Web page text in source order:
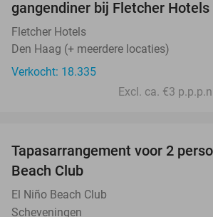
gangendiner bij Fletcher Hotels
Fletcher Hotels
Den Haag (+ meerdere locaties)
Verkocht: 18.335
Excl. ca. €3
Tapasarrangement voor 2
Beach Club
El Niño Beach Club
Scheveningen